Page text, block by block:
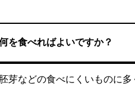
を食べればよいですか？
芽などの食べにくいものに